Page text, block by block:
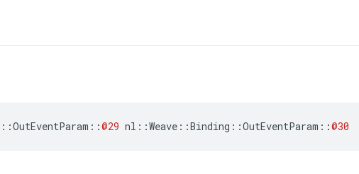
::OutEventParam ::@29 nl ::Weave ::Binding ::OutEventParam ::@30